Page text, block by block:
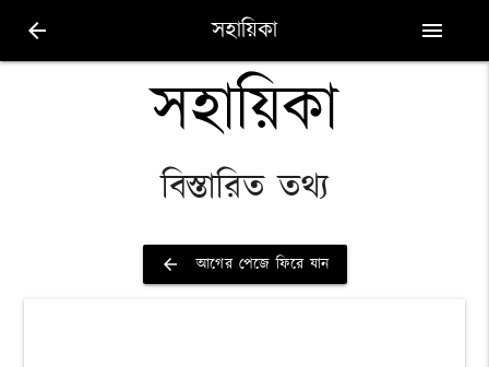
arrow_back সহায়িকা menu
সহায়িকা
বিস্তারিত তথ্য
arrow_back আগের পেজে ফিরে যান